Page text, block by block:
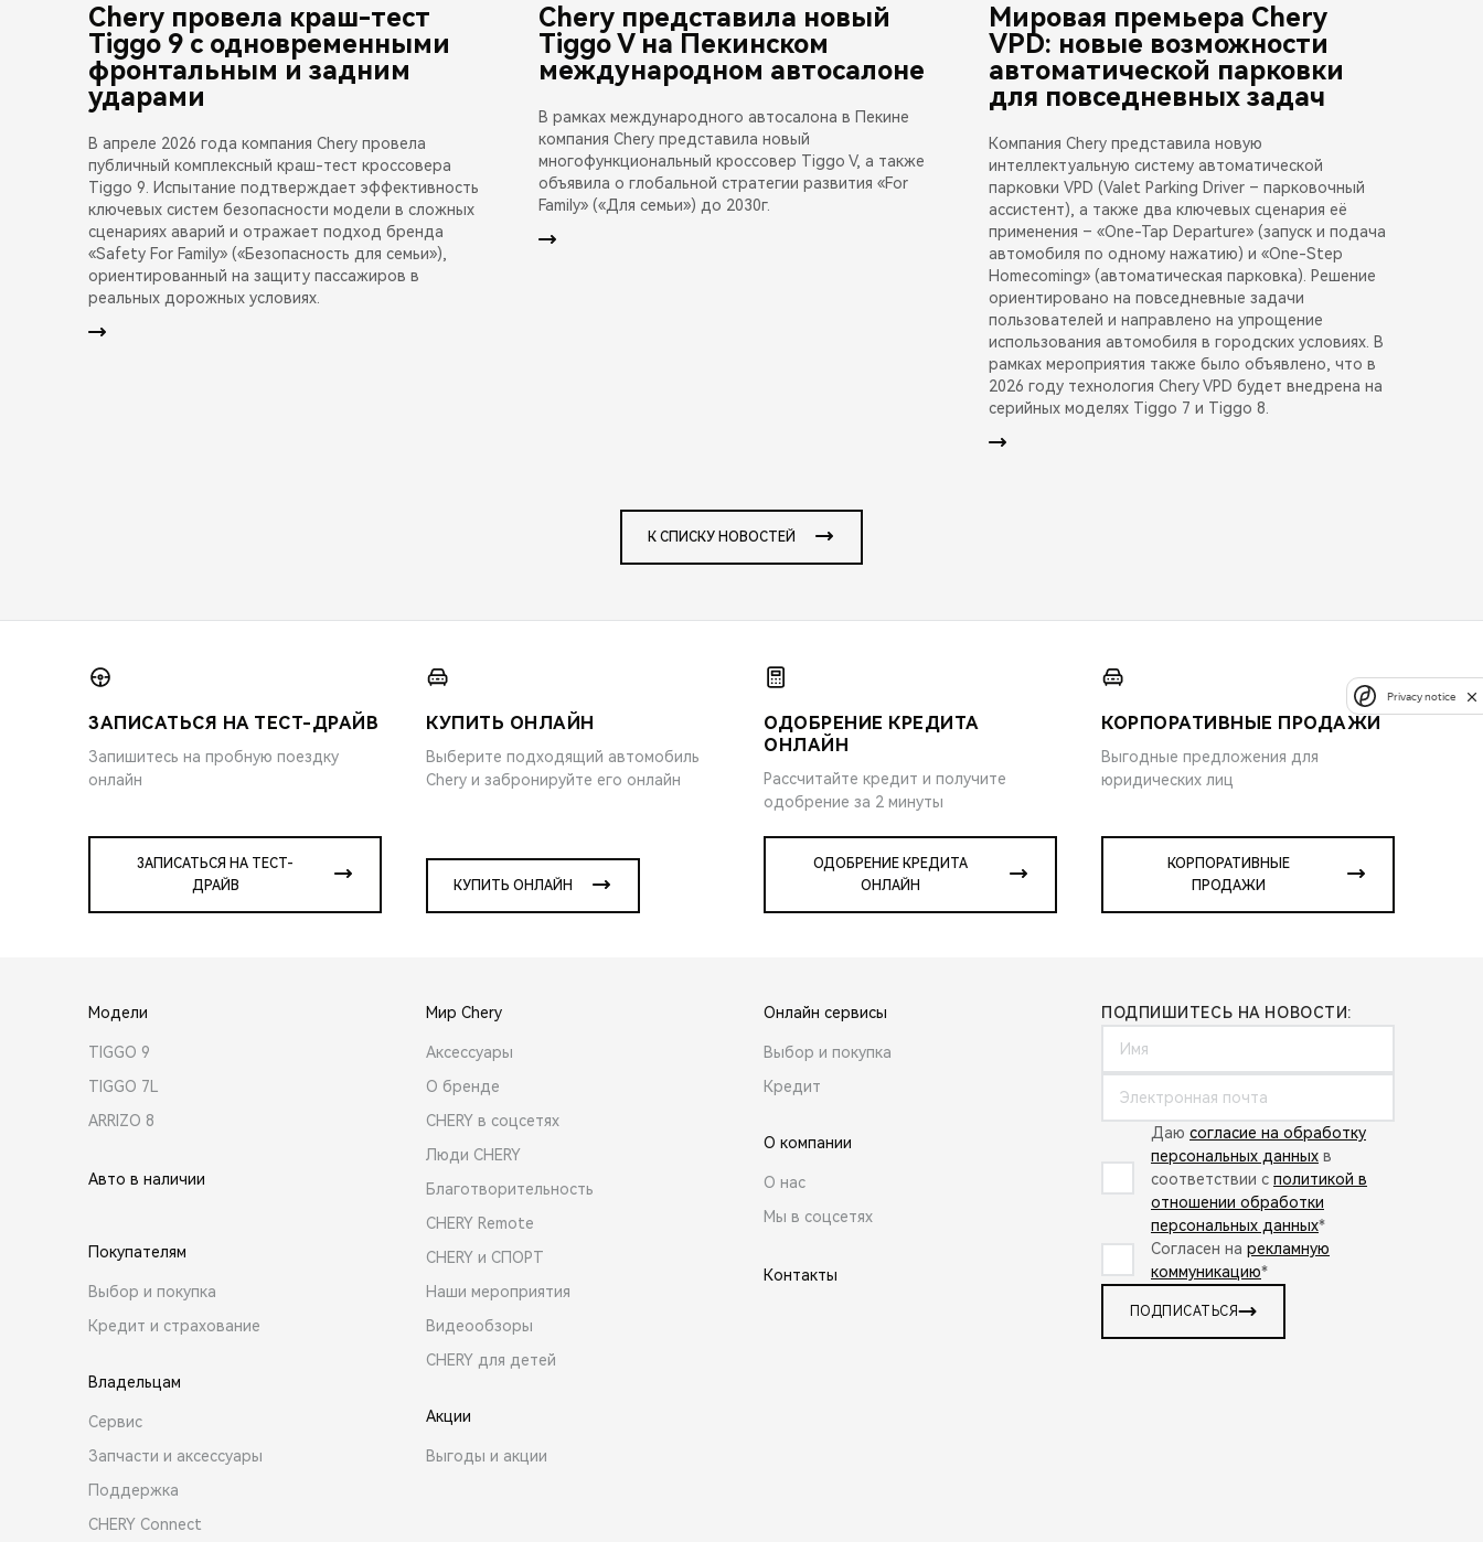
Chery провела краш-тест
Tiggo 9 с одновременными
фронтальным и задним
ударами
В апреле 2026 года компания Chery провела
публичный комплексный краш-тест кроссовера
Tiggo 9. Испытание подтверждает эффективность
ключевых систем безопасности модели в сложных
сценариях аварий и отражает подход бренда
«Safety For Family» («Безопасность для семьи»),
ориентированный на защиту пассажиров в
реальных дорожных условиях.
Chery представила новый
Tiggo V на Пекинском
международном автосалоне
В рамках международного автосалона в Пекине
компания Chery представила новый
многофункциональный кроссовер Tiggo V, а также
объявила о глобальной стратегии развития «For
Family» («Для семьи») до 2030г.
Мировая премьера Chery
VPD: новые возможности
автоматической парковки
для повседневных задач
Компания Chery представила новую
интеллектуальную систему автоматической
парковки VPD (Valet Parking Driver – парковочный
ассистент), а также два ключевых сценария её
применения – «One-Tap Departure» (запуск и подача
автомобиля по одному нажатию) и «One-Step
Homecoming» (автоматическая парковка). Решение
ориентировано на повседневные задачи
пользователей и направлено на упрощение
использования автомобиля в городских условиях. В
рамках мероприятия также было объявлено, что в
2026 году технология Chery VPD будет внедрена на
серийных моделях Tiggo 7 и Tiggo 8.
К СПИСКУ НОВОСТЕЙ
ЗАПИСАТЬСЯ НА ТЕСТ-ДРАЙВ
Запишитесь на пробную поездку
онлайн
ЗАПИСАТЬСЯ НА ТЕСТ-
ДРАЙВ
КУПИТЬ ОНЛАЙН
Выберите подходящий автомобиль
Chery и забронируйте его онлайн
КУПИТЬ ОНЛАЙН
ОДОБРЕНИЕ КРЕДИТА
ОНЛАЙН
Рассчитайте кредит и получите
одобрение за 2 минуты
ОДОБРЕНИЕ КРЕДИТА
ОНЛАЙН
КОРПОРАТИВНЫЕ ПРОДАЖИ
Выгодные предложения для
юридических лиц
КОРПОРАТИВНЫЕ
ПРОДАЖИ
Модели
TIGGO 9
TIGGO 7L
ARRIZO 8
Авто в наличии
Покупателям
Выбор и покупка
Кредит и страхование
Владельцам
Сервис
Запчасти и аксессуары
Поддержка
CHERY Connect
Мир Chery
Аксессуары
О бренде
CHERY в соцсетях
Люди CHERY
Благотворительность
CHERY Remote
CHERY и СПОРТ
Наши мероприятия
Видеообзоры
CHERY для детей
Акции
Выгоды и акции
Онлайн сервисы
Выбор и покупка
Кредит
О компании
О нас
Мы в соцсетях
Контакты
ПОДПИШИТЕСЬ НА НОВОСТИ:
Даю согласие на обработку
персональных данных в
соответствии с политикой в
отношении обработки
персональных данных*
Согласен на рекламную
коммуникацию*
ПОДПИСАТЬСЯ
Privacy notice